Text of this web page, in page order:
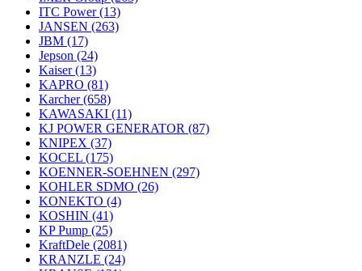
ITC Power(13)
JANSEN (263)
JBM (17)
Jepson (24)
Kaiser(13)
KAPRO (81)
Karcher(658)
KAWASAKI (11)
KJ POWER GENERATOR (87)
KNIPEX (37)
KOCEL (175)
KOENNER-SOEHNEN (297)
KOHLER SDMO (26)
KONEKTO (4)
KOSHIN (41)
KP Pump (25)
KraftDele (2081)
KRANZLE (24)